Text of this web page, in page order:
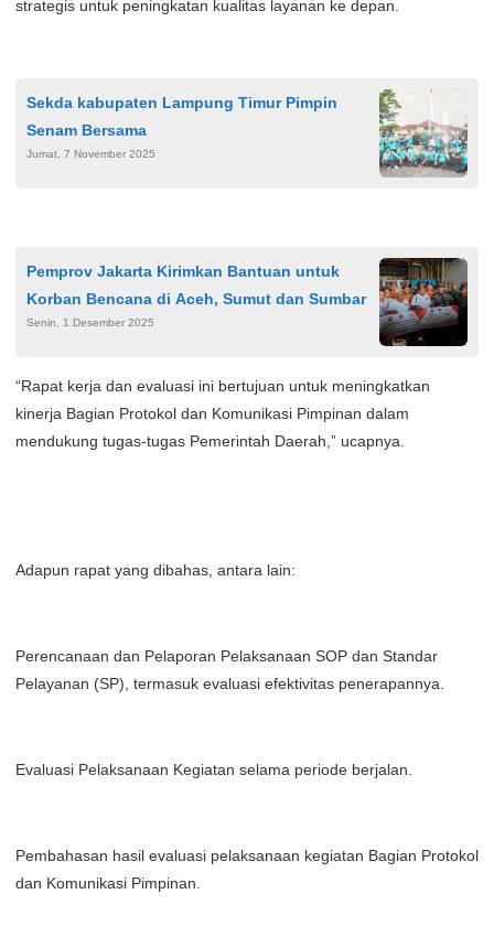
strategis untuk peningkatan kualitas layanan ke depan.
Sekda kabupaten Lampung Timur Pimpin
Senam Bersama
Jumat, 7 November 2025
Pemprov Jakarta Kirimkan Bantuan untuk
Korban Bencana di Aceh, Sumut dan Sumbar
Senin, 1 Desember 2025
“Rapat kerja dan evaluasi ini bertujuan untuk meningkatkan
kinerja Bagian Protokol dan Komunikasi Pimpinan dalam
mendukung tugas-tugas Pemerintah Daerah,” ucapnya.
Adapun rapat yang dibahas, antara lain:
Perencanaan dan Pelaporan Pelaksanaan SOP dan Standar
Pelayanan (SP), termasuk evaluasi efektivitas penerapannya.
Evaluasi Pelaksanaan Kegiatan selama periode berjalan.
Pembahasan hasil evaluasi pelaksanaan kegiatan Bagian Protokol
dan Komunikasi Pimpinan.